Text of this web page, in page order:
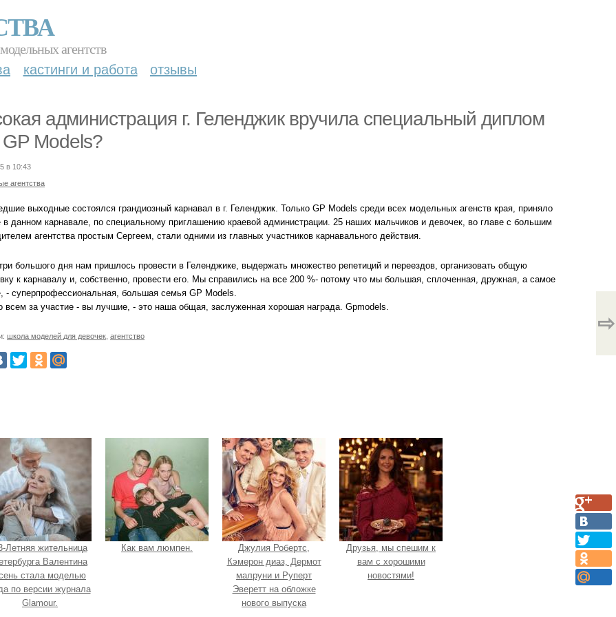
агентств
кастинги и работа отзывы
администрация г. Геленджик вручила специальный диплом
Models?
в 10:43
агентства
выходные состоялся грандиозный карнавал в г. Геленджик. Только GP Models среди всех модельных агенств края, приняло
в данном карнавале, по специальному приглашению краевой администрации. 25 наших мальчиков и девочек, во главе с большим
агентства простым Сергеем, стали одними из главных участников карнавального действия.
большого дня нам пришлось провести в Геленджике, выдержать множество репетиций и переездов, организовать общую
к карнавалу и, собственно, провести его. Мы справились на все 200 %- потому что мы большая, сплоченная, дружная, а самое
- суперпрофессиональная, большая семья GP Models.
всем за участие - вы лучшие, - это наша общая, заслуженная хорошая награда. Gpmodels.
школа моделей для девочек агентство
⇨
Летняя жительница
Валентина
стала моделью
по версии журнала
Glamour.
Как вам люмпен.
Джулия Робертс,
Кэмерон диаз, Дермот
малруни и Руперт
Эверетт на обложке
нового выпуска
Друзья, мы спешим к
вам с хорошими
новостями!